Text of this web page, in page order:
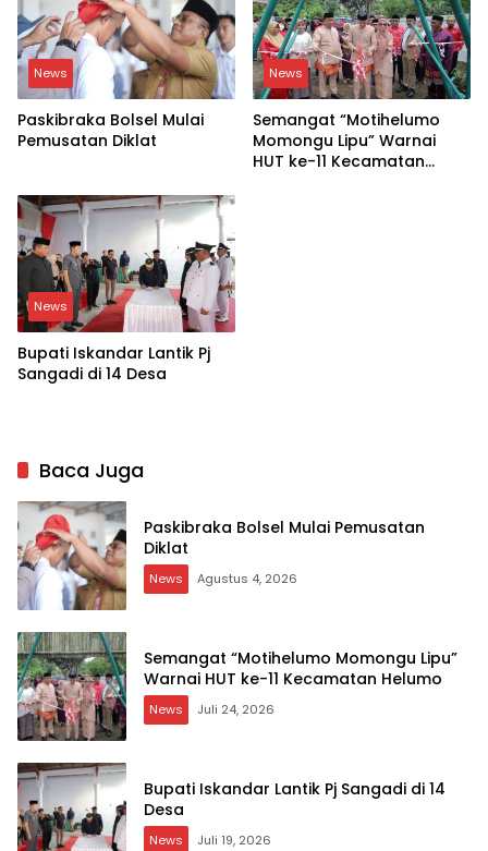
News
Paskibraka Bolsel Mulai
Pemusatan Diklat
News
Semangat “Motihelumo
Momongu Lipu” Warnai
HUT ke-11 Kecamatan
News
Bupati Iskandar Lantik Pj
Sangadi di 14 Desa
Baca Juga
Paskibraka Bolsel Mulai Pemusatan
Diklat
News Agustus 4, 2026
Semangat “Motihelumo Momongu Lipu”
Warnai HUT ke-11 Kecamatan Helumo
News Juli 24, 2026
Bupati Iskandar Lantik Pj Sangadi di 14
Desa
News Juli 19, 2026